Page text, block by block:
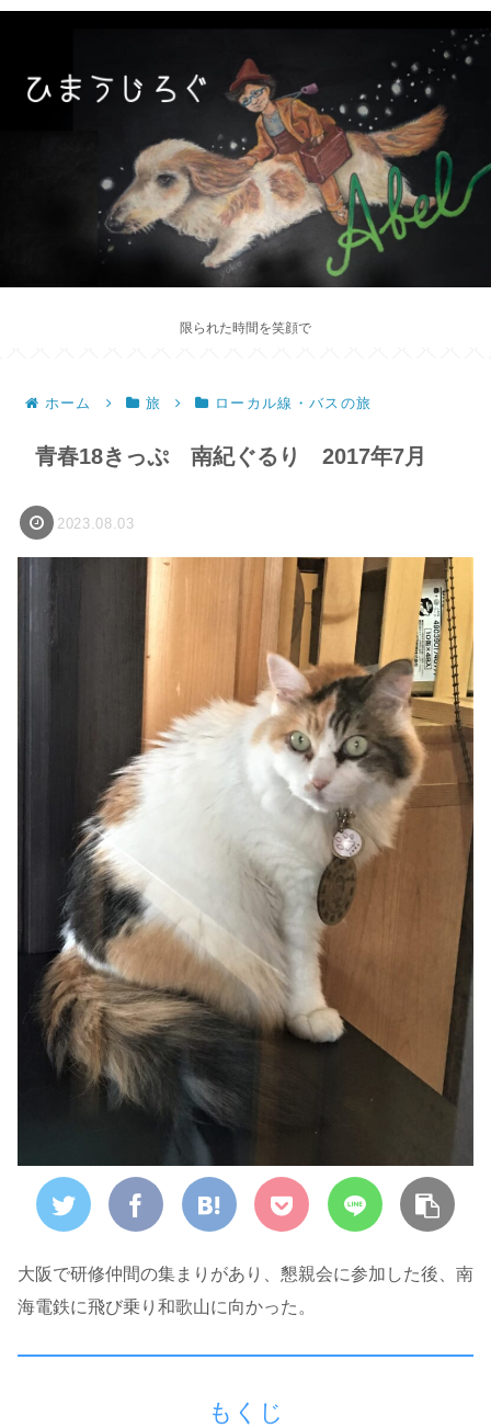
限られた時間を笑顔で
ホーム 旅 ローカル線・バスの旅
青春18きっぷ 南紀ぐるり 2017年7月
2023.08.03
大阪で研修仲間の集まりがあり、懇親会に参加した後、南
海電鉄に飛び乗り和歌山に向かった。
もくじ